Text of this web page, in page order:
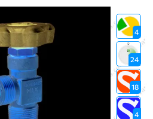
4
24
18
4